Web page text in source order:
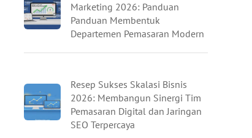
Marketing 2026: Panduan
Panduan Membentuk
Departemen Pemasaran Modern
Resep Sukses Skalasi Bisnis
2026: Membangun Sinergi Tim
Pemasaran Digital dan Jaringan
SEO Terpercaya